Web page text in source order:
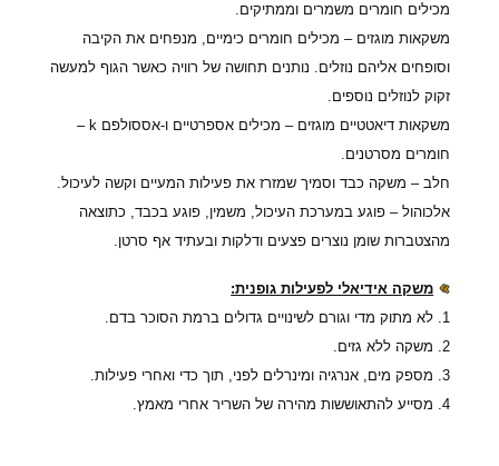
מכילים חומרים משמרים וממתיקים.
משקאות מוגזים – מכילים חומרים כימיים, מנפחים את הקיבה
וסופחים אליהם נוזלים. נותנים תחושה של רוויה כאשר הגוף למעשה
זקוק לנוזלים נוספים.
משקאות דיאטטיים מוגזים – מכילים אספרטיים ו-אססולפם k
–
חומרים מסרטנים.
חלב – משקה כבד וסמיך שמזרז את פעילות המעיים וקשה לעיכול.
אלכוהול – פוגע במערכת העיכול, משמין, פוגע בכבד, כתוצאה
מהצטברות שומן נוצרים פצעים ודלקות ובעתיד אף סרטן.
משקה אידיאלי לפעילות גופנית:
1. לא מתוק מדי וגורם לשינויים גדולים ברמת הסוכר בדם.
2. משקה ללא גזים.
3. מספק מים, אנרגיה ומינרלים לפני, תוך כדי ואחרי פעילות.
4. מסייע להתאוששות מהירה של השריר אחרי מאמץ.